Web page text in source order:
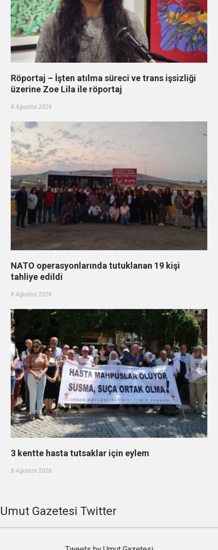
Röportaj – İşten atılma süreci ve trans işsizliği
üzerine Zoe Lila ile röportaj
8 Ağustos 2026
NATO operasyonlarında tutuklanan 19 kişi
tahliye edildi
8 Ağustos 2026
3 kentte hasta tutsaklar için eylem
8 Ağustos 2026
Umut Gazetesi Twitter